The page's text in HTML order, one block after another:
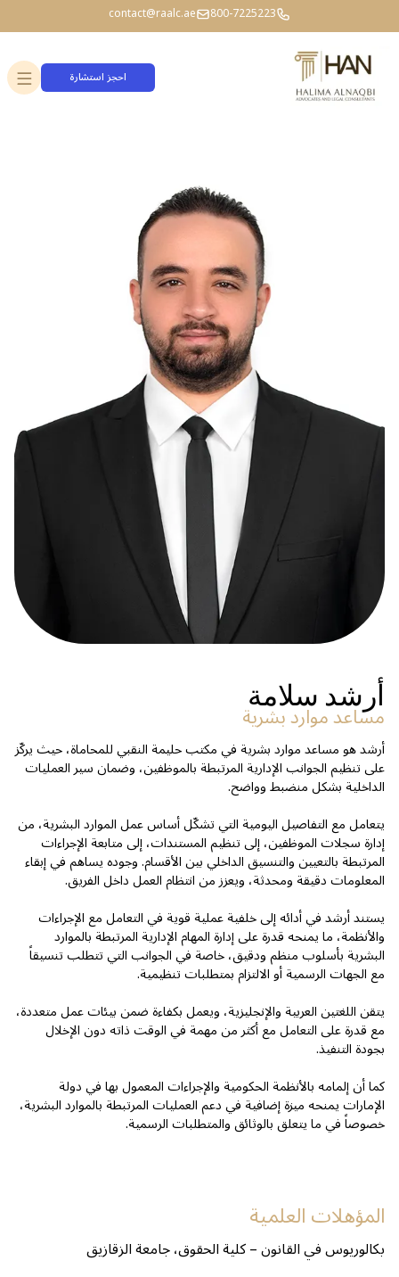
800-7225223
contact@raalc.ae
احجز استشارة
أرشد سلامة
مساعد موارد بشرية
أرشد هو مساعد موارد بشرية في مكتب حليمة النقبي للمحاماة، حيث يركّز
على تنظيم الجوانب الإدارية المرتبطة بالموظفين، وضمان سير العمليات
الداخلية بشكل منضبط وواضح.
يتعامل مع التفاصيل اليومية التي تشكّل أساس عمل الموارد البشرية، من
إدارة سجلات الموظفين، إلى تنظيم المستندات، إلى متابعة الإجراءات
المرتبطة بالتعيين والتنسيق الداخلي بين الأقسام. وجوده يساهم في إبقاء
المعلومات دقيقة ومحدثة، ويعزز من انتظام العمل داخل الفريق.
يستند أرشد في أدائه إلى خلفية عملية قوية في التعامل مع الإجراءات
والأنظمة، ما يمنحه قدرة على إدارة المهام الإدارية المرتبطة بالموارد
البشرية بأسلوب منظم ودقيق، خاصة في الجوانب التي تتطلب تنسيقاً
مع الجهات الرسمية أو الالتزام بمتطلبات تنظيمية.
يتقن اللغتين العربية والإنجليزية، ويعمل بكفاءة ضمن بيئات عمل متعددة،
مع قدرة على التعامل مع أكثر من مهمة في الوقت ذاته دون الإخلال
بجودة التنفيذ.
كما أن إلمامه بالأنظمة الحكومية والإجراءات المعمول بها في دولة
الإمارات يمنحه ميزة إضافية في دعم العمليات المرتبطة بالموارد البشرية،
خصوصاً في ما يتعلق بالوثائق والمتطلبات الرسمية.
المؤهلات العلمية
بكالوريوس في القانون – كلية الحقوق، جامعة الزقازيق